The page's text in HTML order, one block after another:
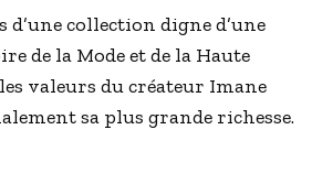
d’une collection digne d’une
de la Mode et de la Haute
valeurs du créateur Imane
sa plus grande richesse.